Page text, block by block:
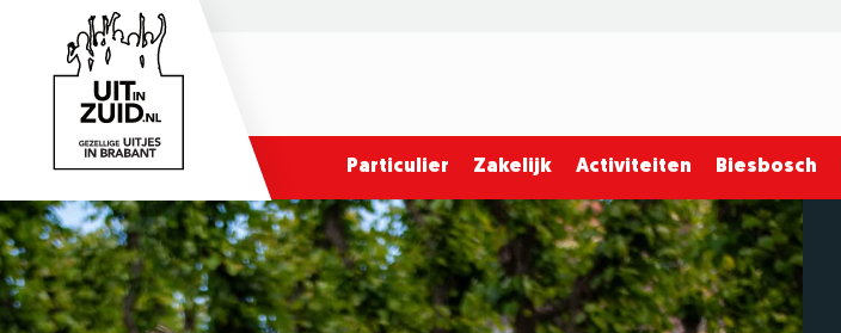
Particulier Zakelijk Activiteiten Biesbosch